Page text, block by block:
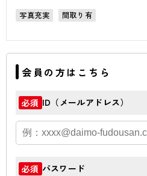
写真充実 間取り有
会員の方はこちら
必須 ID（メールアドレス）
必須 パスワード